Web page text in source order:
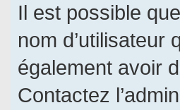
Il est possible
nom d’utilisateur
également avoir
Contactez